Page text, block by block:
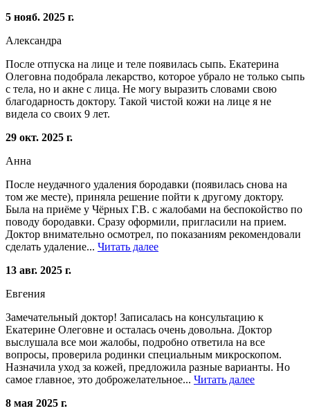
5 нояб. 2025 г.
Александра
После отпуска на лице и теле появилась сыпь. Екатерина
Олеговна подобрала лекарство, которое убрало не только сыпь
с тела, но и акне с лица. Не могу выразить словами свою
благодарность доктору. Такой чистой кожи на лице я не
видела со своих 9 лет.
29 окт. 2025 г.
Анна
После неудачного удаления бородавки (появилась снова на
том же месте), приняла решение пойти к другому доктору.
Была на приёме у Чёрных Г.В. с жалобами на беспокойство по
поводу бородавки. Сразу оформили, пригласили на прием.
Доктор внимательно осмотрел, по показаниям рекомендовали
сделать удаление... Читать далее
13 авг. 2025 г.
Евгения
Замечательный доктор! Записалась на консультацию к
Екатерине Олеговне и осталась очень довольна. Доктор
выслушала все мои жалобы, подробно ответила на все
вопросы, проверила родинки специальным микроскопом.
Назначила уход за кожей, предложила разные варианты. Но
самое главное, это доброжелательное... Читать далее
8 мая 2025 г.